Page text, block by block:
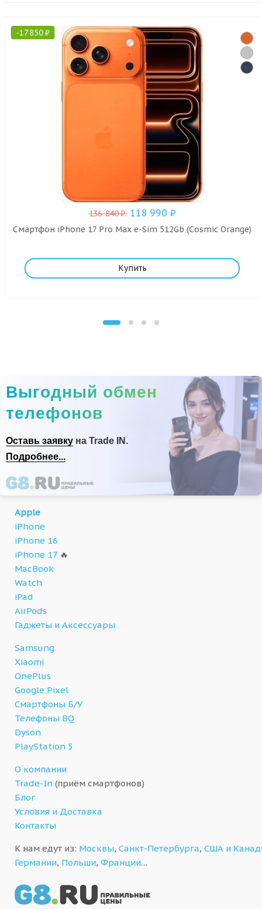
-17 850₽
136 840₽. 118 990 ₽
Смартфон iPhone 17 Pro Max e-Sim 512Gb (Cosmic Orange)
Купить
Выгодный обмен
телефонов
Оставь заявку на Trade IN.
Подробнее...
Apple
iPhone
iPhone 16
iPhone 17 🔥
MacBook
Watch
iPad
AirPods
Гаджеты и Аксессуары
Samsung
Xiaomi
OnePlus
Google Pixel
Смартфоны Б/У
Телефоны BQ
Dyson
PlayStation 5
О компании
Trade-In (приём смартфонов)
Блог
Условия и Доставка
Контакты
К нам едут из: Москвы, Санкт-Петербурга, США и
Германии, Польши, Франции…